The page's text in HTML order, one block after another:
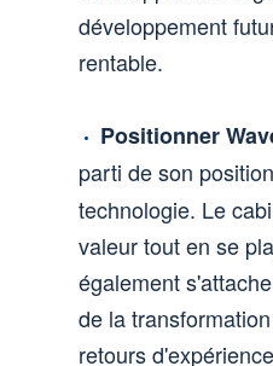
développement
rentable.
Positionner
parti de son
technologie. Le
valeur tout en se
également
de la
retours